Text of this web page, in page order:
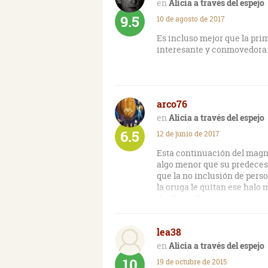
aunque los muebles están
que está inmersa en una
convertirse en una Reina.
la intención de
desagradable humor inglés
dudo de que los adultos la
Mi edición del libro se
enormemente largo que
y su tripulación tras el
serie de leyendas sobre su
Definitivamente, A través
especial. Esta obra
la creó? Tal vez su talento,
atrapado en un mundo raro
Alicia a través del espejo
9.5 10 de agosto de 2017
Es incluso mejor que la
interesante y
arco76
Alicia a través del espejo
6.5 12 de junio de 2017
Esta continuación del
algo menor que su
que la no inclusión de
la oruga le quitan ese halo
de Alicia. Por contra, me
espejo, en el cual lo
lea38
Alicia a través del espejo
19 de octubre de 2015